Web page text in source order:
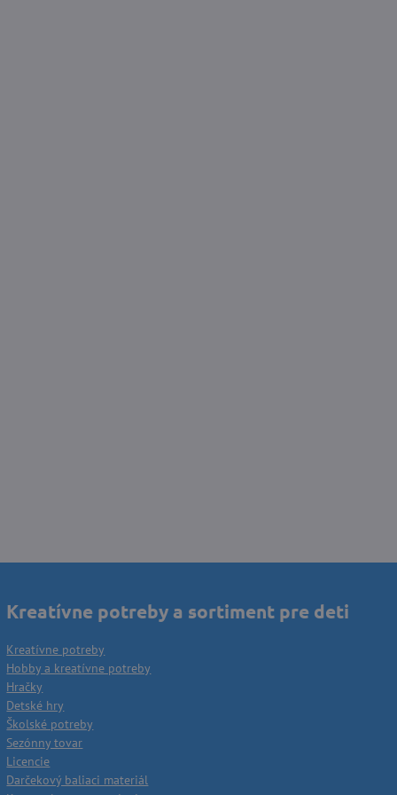
Kreatívne potreby a sortiment pre deti
Kreatívne potreby
Hobby a kreatívne potreby
Hračky
Detské hry
Školské potreby
Sezónny tovar
Licencie
Darčekový baliaci materiál